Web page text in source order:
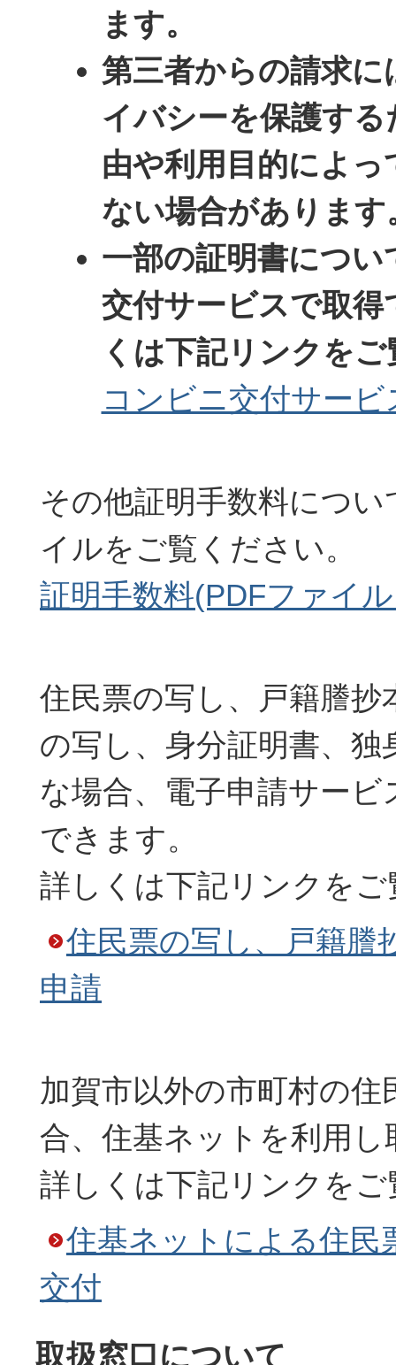
ます。
第三者からの請求に
イバシーを保護す
由や利用目的によ
ない場合があります
一部の証明書につ
交付サービスで取得
くは下記リンクを
コンビニ交付サー
その他証明手数料につ
イルをご覧ください。
証明手数料(PDFファイ
住民票の写し、戸籍謄抄
の写し、身分証明書、独
な場合、電子申請サービ
できます。
詳しくは下記リンクを
住民票の写し、戸籍謄
申請
加賀市以外の市町村の住
合、住基ネットを利用
詳しくは下記リンクを
住基ネットによる住民
交付
取扱窓口について